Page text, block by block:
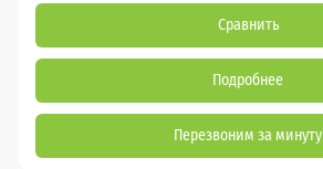
Сравнить
Подробнее
Перезвоним за минуту